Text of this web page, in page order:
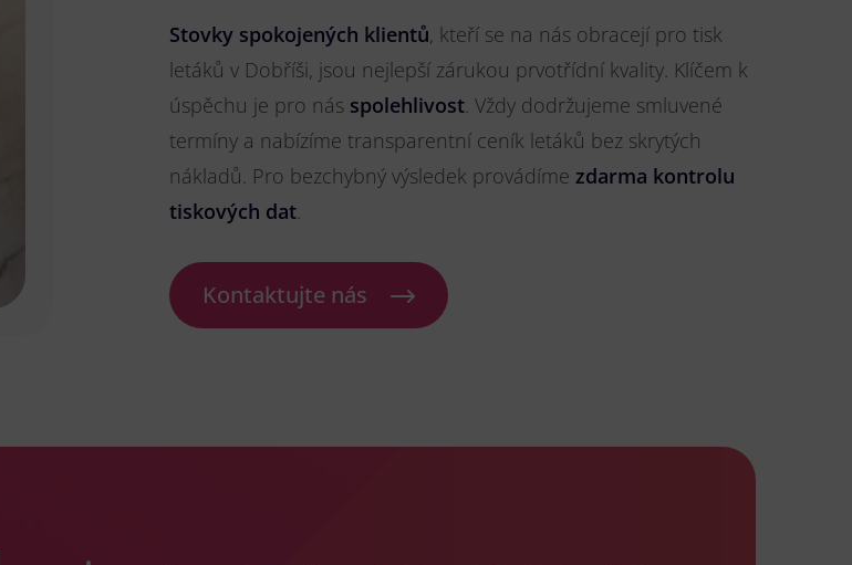
Stovky spokojených klientů, kteří se na nás obracejí pro tisk
letáků v Dobříši, jsou nejlepší zárukou prvotřídní kvality. Klíčem k
úspěchu je pro nás spolehlivost. Vždy dodržujeme smluvené
termíny a nabízíme transparentní ceník letáků bez skrytých
nákladů. Pro bezchybný výsledek provádíme zdarma kontrolu
tiskových dat.
Kontaktujte nás